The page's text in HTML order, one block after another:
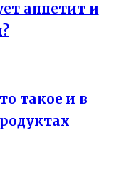
аппетит и
такое и в